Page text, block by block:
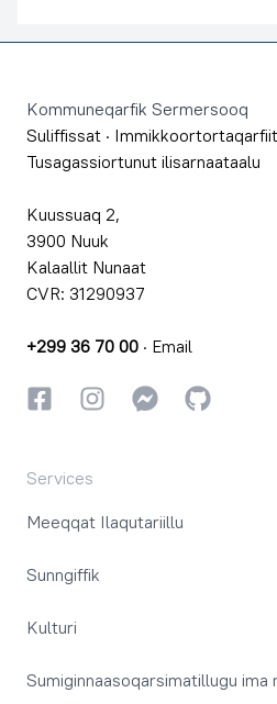
Kommuneqarfik Sermersooq
Suliffissat · Immikkoortortaqarfiit
Tusagassiortunut ilisarnaataalu
Kuussuaq 2,
3900 Nuuk
Kalaallit Nunaat
CVR: 31290937
+299 36 70 00 · Email
FacebookkiInstagrammiInstagrammi
GitHub
Services
Meeqqat Ilaqutariillu
Sunngiffik
Kulturi
Sumiginnaasoqarsimatillugu